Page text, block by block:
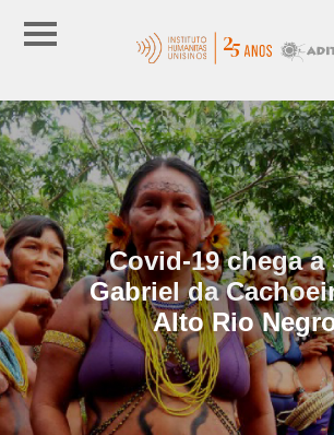
Covid-19 chega a
Gabriel da
Alto Rio